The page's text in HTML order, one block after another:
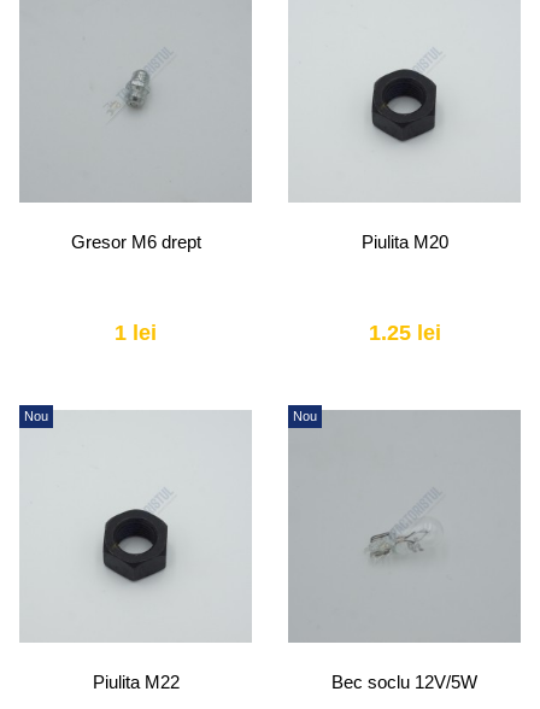
Gresor M6 drept
1 lei
Piulita M20
1.25 lei
Nou
Piulita M22
Nou
Bec soclu 12V/5W